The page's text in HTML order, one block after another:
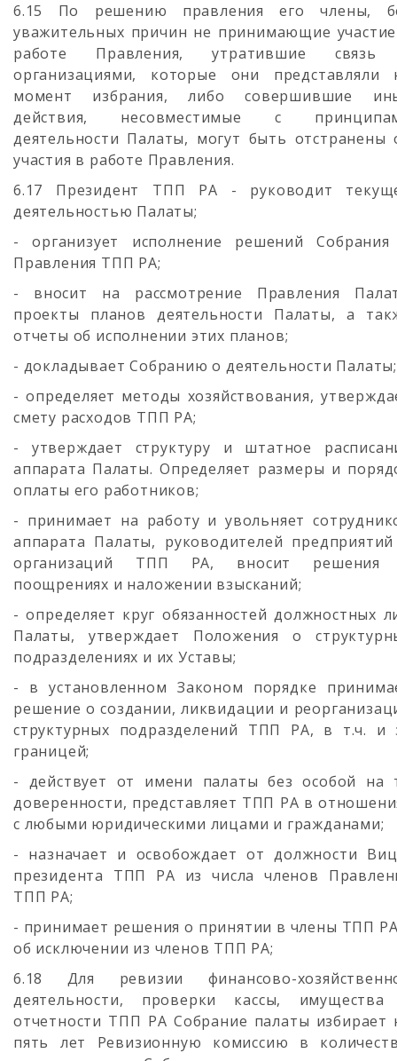
6.15 По решению правления его члены,
уважительных причин не принимающие
работе Правления, утратившие
организациями, которые они представляли
момент избрания, либо совершившие
действия, несовместимые с
деятельности Палаты, могут быть отстранены
участия в работе Правления.
6.17 Президент ТПП РА - руководит
деятельностью Палаты;
- организует исполнение решений
Правления ТПП РА;
- вносит на рассмотрение Правления
проекты планов деятельности Палаты, а
отчеты об исполнении этих планов;
- докладывает Собранию о деятельности Палаты;
- определяет методы хозяйствования,
смету расходов ТПП РА;
- утверждает структуру и штатное
аппарата Палаты. Определяет размеры и
оплаты его работников;
- принимает на работу и увольняет
аппарата Палаты, руководителей
организаций ТПП РА, вносит
поощрениях и наложении взысканий;
- определяет круг обязанностей должностных
Палаты, утверждает Положения о
подразделениях и их Уставы;
- в установленном Законом порядке
решение o создании, ликвидации и
структурных подразделений ТПП РА, в т.ч. и
границей;
- действует от имени палаты без особой на
доверенности, представляет ТПП РА в
с любыми юридическими лицами и гражданами;
- назначает и освобождает от должности
президента ТПП РА из числа членов
ТПП РА;
- принимает решения о принятии в члены ТПП
об исключении из членов ТПП РА;
6.18 Для ревизии финансово-
деятельности, проверки кассы,
отчетности ТПП РА Собрание палаты избирает
пять лет Ревизионную комиссию в